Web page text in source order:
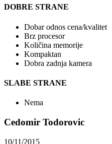
DOBRE STRANE
Dobar odnos cena/kvalitet
Brz procesor
Količina memorije
Kompaktan
Dobra zadnja kamera
SLABE STRANE
Nema
Cedomir Todorovic
10/11/2015